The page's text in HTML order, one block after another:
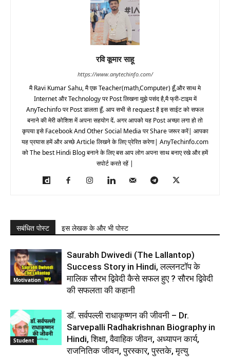
रवि कूमार साहू
https://www.anytechinfo.com/
मै Ravi Kumar Sahu, मै एक Teacher(math,Computer) हूँ,और साथ मे
Internet और Technology पर Post लिखना मुझे पसंद है,मै फ्री-टाइम में
AnyTechinfo पर Post डालता हूँ. आप सभी से request है इस साईट को सफल
बनाने की मेरी कोशिश में अपना सहयोग दें. अगर आपको यह Post अच्छा लगा हो तो
कृपया इसे Facebook And Other Social Media पर Share जरूर करें| आपका
यह प्रयास हमें और अच्छे Article लिखने के लिए प्रेरित करेगा| AnyTechinfo.com
को The best Hindi Blog बनाने के लिए बस आप लोग अपना साथ बनाए रखे और हमें
सपोर्ट करते रहें |
सबंधित पोस्ट इस लेखक के और भी पोस्ट
Motivation
Saurabh Dwivedi (The Lallantop)
Success Story in Hindi, लल्लनटॉप के
मालिक सौरभ द्विवेदी कैसे सफल हुए ? सौरभ द्विवेदी
की सफलता की कहानी
Student
डॉ. सर्वपल्ली राधाकृष्णन की जीवनी – Dr.
Sarvepalli Radhakrishnan Biography in
Hindi, शिक्षा, वैवाहिक जीवन, अध्यापन कार्य,
राजनितिक जीवन, पुरस्कार, पुस्तके, मृत्यु